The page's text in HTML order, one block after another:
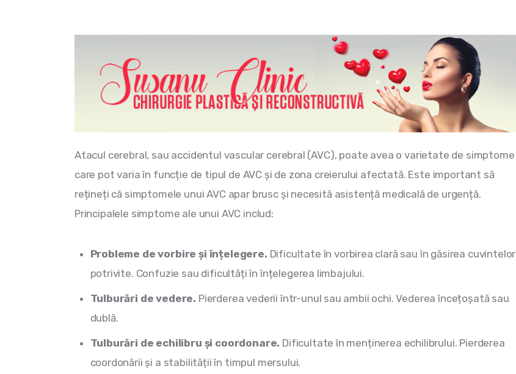
Atacul cerebral, sau accidentul vascular cerebral (AVC), poate avea o varietate de simptome
care pot varia în funcție de tipul de AVC și de zona creierului afectată. Este important să
rețineți că simptomele unui AVC apar brusc și necesită asistență medicală de urgență.
Principalele simptome ale unui AVC includ:
Probleme de vorbire și înțelegere. Dificultate în vorbirea clară sau în găsirea cuvintelor
potrivite. Confuzie sau dificultăți în înțelegerea limbajului.
Tulburări de vedere. Pierderea vederii într-unul sau ambii ochi. Vederea încețoșată sau
dublă.
Tulburări de echilibru și coordonare. Dificultate în menținerea echilibrului. Pierderea
coordonării și a stabilității în timpul mersului.